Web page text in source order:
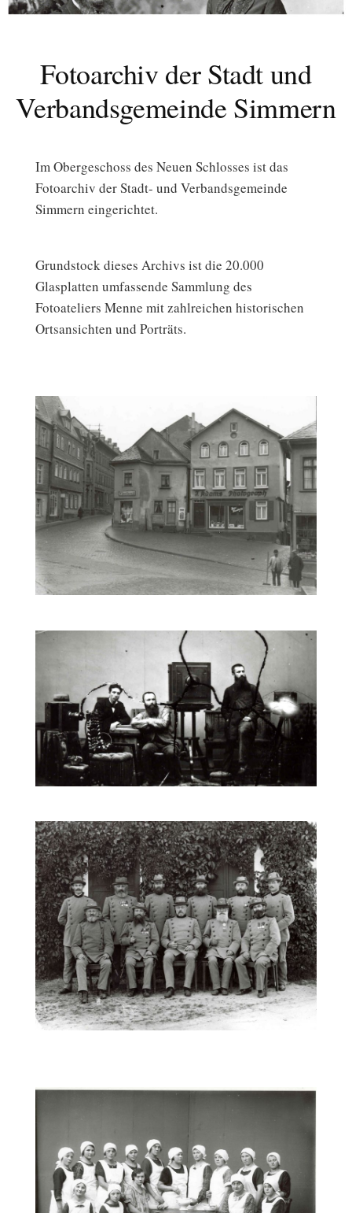
Fotoarchiv der Stadt und
Verbandsgemeinde Simmern
Im Obergeschoss des Neuen Schlosses ist das
Fotoarchiv der Stadt- und Verbandsgemeinde
Simmern eingerichtet.
Grundstock dieses Archivs ist die 20.000
Glasplatten umfassende Sammlung des
Fotoateliers Menne mit zahlreichen historischen
Ortsansichten und Porträts.